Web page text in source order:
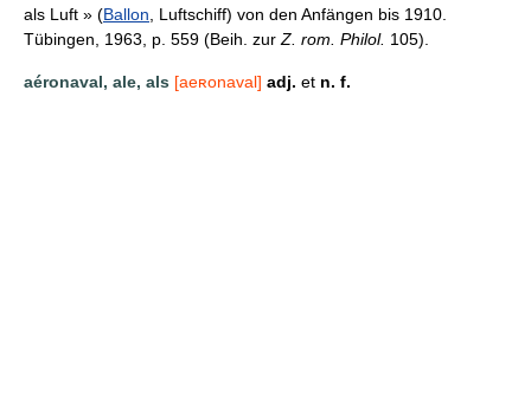
als Luft » (Ballon , Luftschiff) von den Anfängen bis 1910.
Tübingen, 1963, p. 559 (Beih. zur Z. rom. Philol. 105).
aéronaval, ale, als [aeʀonaval] adj. et n. f.